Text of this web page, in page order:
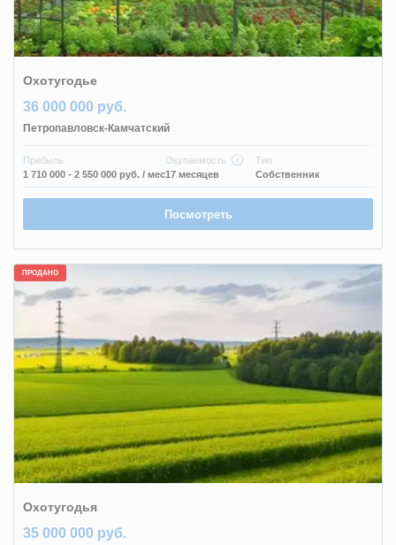
Охотугодье
36 000 000 руб.
Петропавловск-Камчатский
Прибыль
1 710 000 - 2 550 000 руб. / мес
Окупаемость
17 месяцев
Тип
Собственник
Посмотреть
ПРОДАНО
Охотугодья
35 000 000 руб.